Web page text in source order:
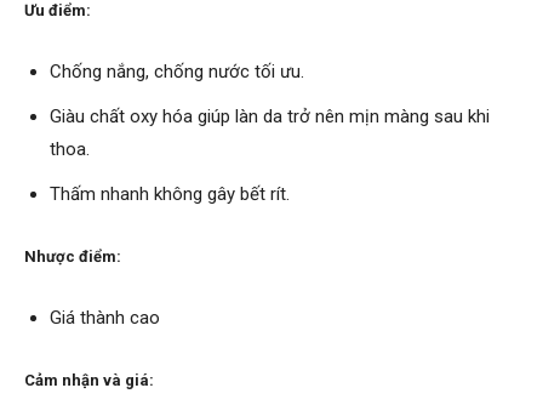
Ưu điểm:
Chống nắng, chống nước tối ưu.
Giàu chất oxy hóa giúp làn da trở nên mịn màng sau khi
thoa.
Thấm nhanh không gây bết rít.
Nhược điểm:
Giá thành cao
Cảm nhận và giá: